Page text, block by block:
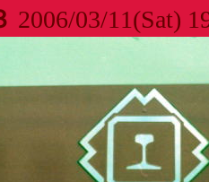
2006/03/11(Sat)